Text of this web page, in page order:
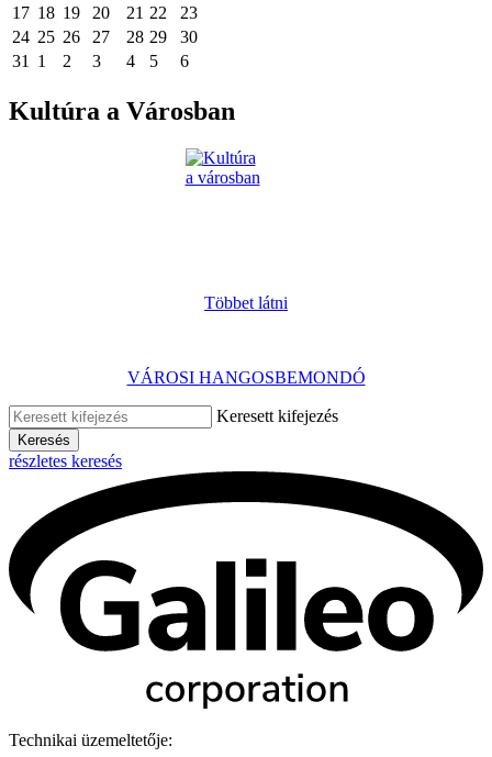
17 18 19 20 21 22
23
24 25 26 27 28 29
30
31
1 2 3 4 5 6
Kultúra a Városban
Többet látni
VÁROSI HANGOSBEMONDÓ
Keresett kifejezés
Keresés
részletes keresés
Technikai üzemeltetője: